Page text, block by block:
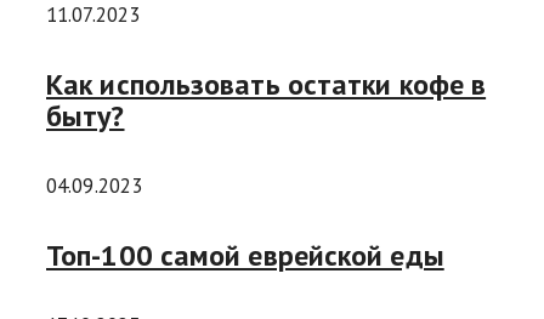
11.07.2023
Как использовать остатки кофе в
быту?
04.09.2023
Топ-100 самой еврейской еды